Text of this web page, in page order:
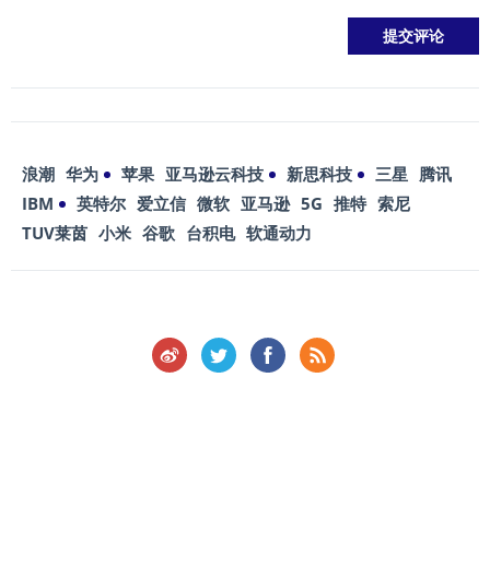
浪潮 华为 苹果 亚马逊云科技 新思科技 三星 腾讯
IBM
英特尔 爱立信 微软 亚马逊 5G 推特 索尼
TUV莱茵 小米 谷歌 台积电 软通动力